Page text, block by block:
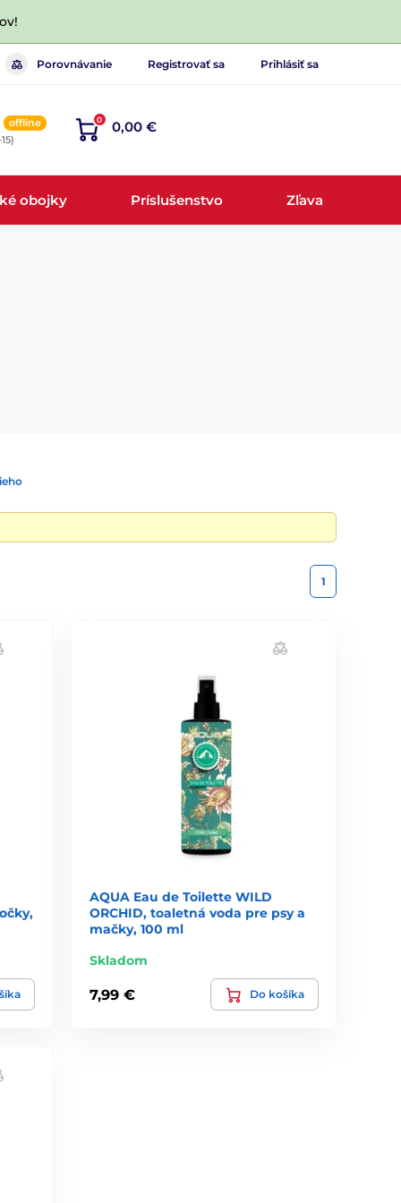
Porovnávanie Registrovať sa Prihlásiť sa
offline 0 0,00 €
obojky Príslušenstvo Zľava
1
AQUA Eau de Toilette WILD
ORCHID, toaletná voda pre psy a
mačky, 100 ml
Skladom
7,99 € Do košíka